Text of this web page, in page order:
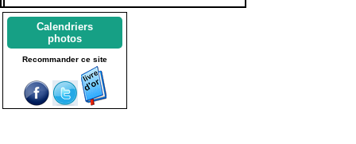
Calendriers
photos
Recommander ce site